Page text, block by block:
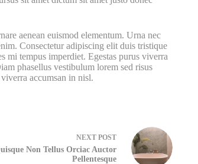
aenean euismod elementum. Urna nec
Consectetur adipiscing elit duis tristique
mi tempus imperdiet. Egestas purus viverra
phasellus vestibulum lorem sed risus
accumsan in nisl.
NEXT POST
Non Tellus Orciac Auctor
Pellentesque